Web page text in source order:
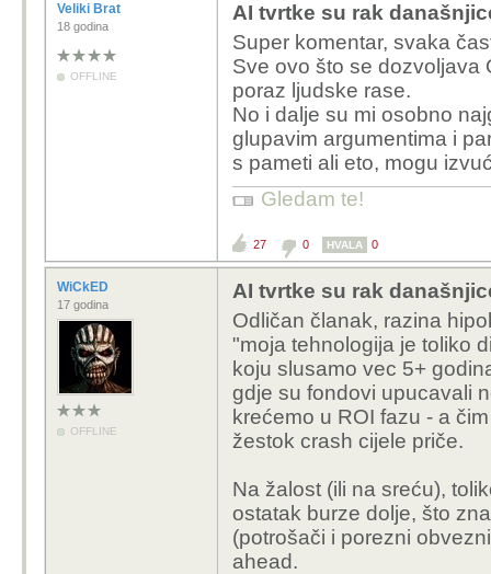
Veliki Brat
18 godina
OFFLINE
AI tvrtke su rak
Super komentar, svaka
Sve ovo što se dozvoljava
poraz ljudske rase.
No i dalje su mi osobno
glupavim argumentima i
s pameti ali eto, mogu
Gledam te!
27 0 HVALA 0
WiCkED
17 godina
OFFLINE
AI tvrtke su rak
Odličan članak, razina
"moja tehnologija je toliko
koju slusamo vec 5+
gdje su fondovi upucavali
krećemo u ROI fazu - a
žestok crash cijele priče.
Na žalost (ili na sreću),
ostatak burze dolje, što
(potrošači i porezni
ahead.